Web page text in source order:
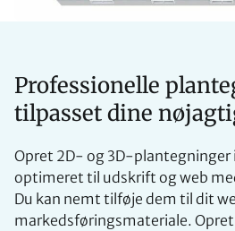
Professionelle
tilpasset dine
Opret 2D- og 3D-plantegninger
optimeret til udskrift og web
Du kan nemt tilføje dem til dit
markedsføringsmateriale.